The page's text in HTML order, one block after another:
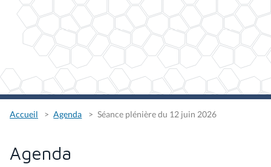
Accueil Agenda Séance plénière du 12 juin 2026
Agenda